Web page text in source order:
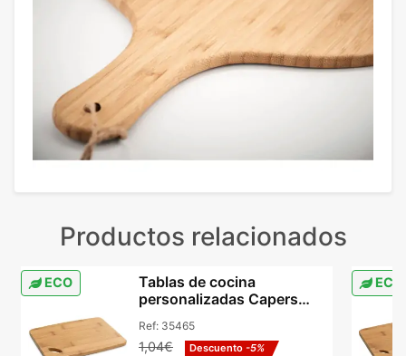
Productos relacionados
ECO
Tablas de cocina
personalizadas Capers
Ref: 35465
1,04€ Descuento -5%
ECO